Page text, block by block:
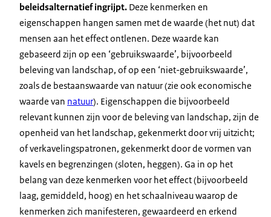
beleidsalternatief ingrijpt. Deze kenmerken en
eigenschappen hangen samen met de waarde (het nut) dat
mensen aan het effect ontlenen. Deze waarde kan
gebaseerd zijn op een ‘gebruikswaarde’, bijvoorbeeld
beleving van landschap, of op een ‘niet-gebruikswaarde’,
zoals de bestaanswaarde van natuur (zie ook economische
waarde van natuur). Eigenschappen die bijvoorbeeld
relevant kunnen zijn voor de beleving van landschap, zijn de
openheid van het landschap, gekenmerkt door vrij uitzicht;
of verkavelingspatronen, gekenmerkt door de vormen van
kavels en begrenzingen (sloten, heggen). Ga in op het
belang van deze kenmerken voor het effect (bijvoorbeeld
laag, gemiddeld, hoog) en het schaalniveau waarop de
kenmerken zich manifesteren, gewaardeerd en erkend